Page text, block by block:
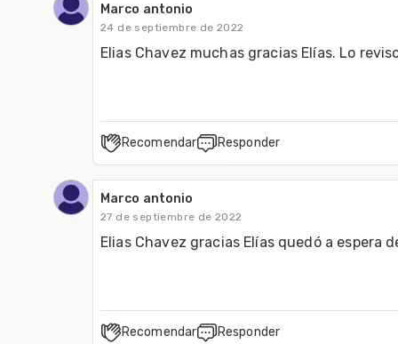
Marco antonio
24 de septiembre de 2022
Elias Chavez muchas gracias Elías. Lo
Recomendar Responder
Marco antonio
27 de septiembre de 2022
Elias Chavez gracias Elías quedó a espera
Recomendar Responder